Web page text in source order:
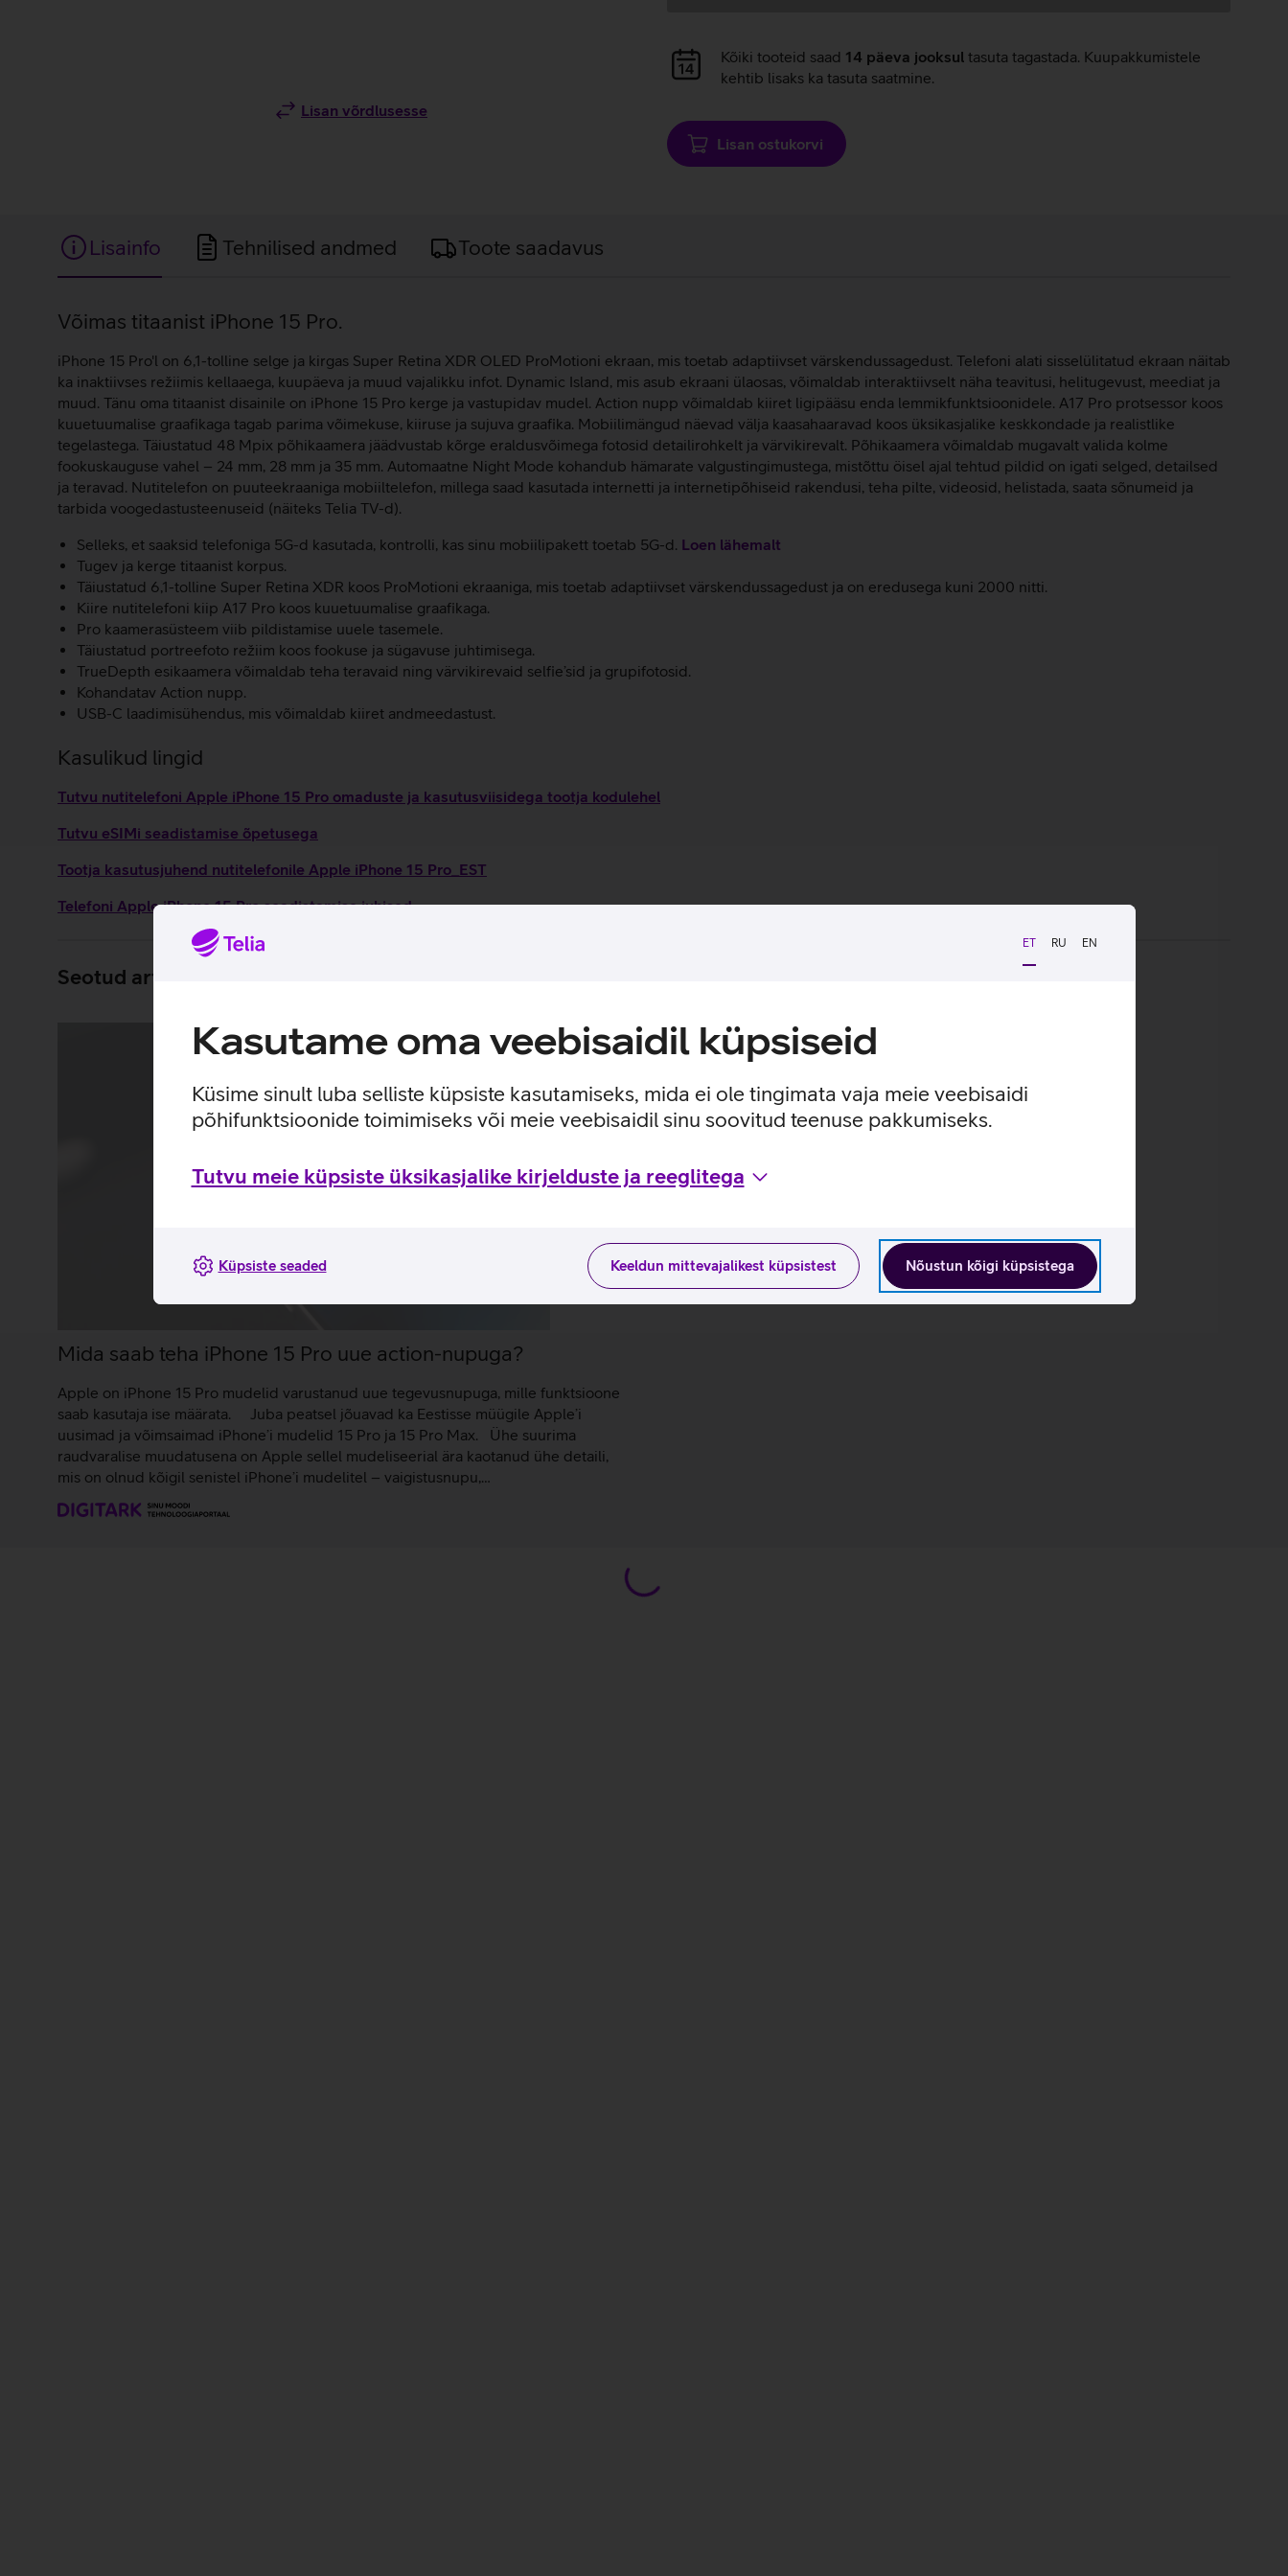
ET RU EN
Kasutame oma veebisaidil küpsiseid
Küsime sinult luba selliste küpsiste kasutamiseks, mida ei ole tingimata vaja meie veebisaidi
põhifunktsioonide toimimiseks või meie veebisaidil sinu soovitud teenuse pakkumiseks.
Tutvu meie küpsiste üksikasjalike kirjelduste ja reeglitega
Nõustun kõigi küpsistega
Keeldun mittevajalikest küpsistest
Küpsiste seaded
Lisan võrdlusesse
Andmete
laadimine
Kõiki tooteid saad 14 päeva jooksul tasuta tagastada. Kuupakkumistele
kehtib lisaks ka tasuta saatmine.
Lisan ostukorvi
Lisainfo Tehnilised andmed Toote saadavus
Lisainfo
Võimas titaanist iPhone 15 Pro.
iPhone 15 Pro'l on 6,1-tolline selge ja kirgas Super Retina XDR OLED ProMotioni ekraan, mis toetab adaptiivset värskendussagedust. Telefoni alati sisselülitatud ekraan näitab
ka inaktiivses režiimis kellaaega, kuupäeva ja muud vajalikku infot. Dynamic Island, mis asub ekraani ülaosas, võimaldab interaktiivselt näha teavitusi, helitugevust, meediat ja
muud. Tänu oma titaanist disainile on iPhone 15 Pro kerge ja vastupidav mudel. Action nupp võimaldab kiiret ligipääsu enda lemmikfunktsioonidele. A17 Pro protsessor koos
kuuetuumalise graafikaga tagab parima võimekuse, kiiruse ja sujuva graafika. Mobiilimängud näevad välja kaasahaaravad koos üksikasjalike keskkondade ja realistlike
tegelastega. Täiustatud 48 Mpix põhikaamera jäädvustab kõrge eraldusvõimega fotosid detailirohkelt ja värvikirevalt. Põhikaamera võimaldab mugavalt valida kolme
fookuskauguse vahel – 24 mm, 28 mm ja 35 mm. Automaatne Night Mode kohandub hämarate valgustingimustega, mistõttu öisel ajal tehtud pildid on igati selged, detailsed
ja teravad. Nutitelefon on puuteekraaniga mobiiltelefon, millega saad kasutada internetti ja internetipõhiseid rakendusi, teha pilte, videosid, helistada, saata sõnumeid ja
tarbida voogedastusteenuseid (näiteks Telia TV-d).
Selleks, et saaksid telefoniga 5G-d kasutada, kontrolli, kas sinu mobiilipakett toetab 5G-d. Loen lähemalt
Tugev ja kerge titaanist korpus.
Täiustatud 6,1-tolline Super Retina XDR koos ProMotioni ekraaniga, mis toetab adaptiivset värskendussagedust ja on eredusega kuni 2000 nitti.
Kiire nutitelefoni kiip A17 Pro koos kuuetuumalise graafikaga.
Pro kaamerasüsteem viib pildistamise uuele tasemele.
Täiustatud portreefoto režiim koos fookuse ja sügavuse juhtimisega.
TrueDepth esikaamera võimaldab teha teravaid ning värvikirevaid selfie’sid ja grupifotosid.
Kohandatav Action nupp.
USB-C laadimisühendus, mis võimaldab kiiret andmeedastust.
Kasulikud lingid
Tutvu nutitelefoni Apple iPhone 15 Pro omaduste ja kasutusviisidega tootja kodulehel
Tutvu eSIMi seadistamise õpetusega
Tootja kasutusjuhend nutitelefonile Apple iPhone 15 Pro_EST
Telefoni Apple iPhone 15 Pro seadistamise juhised
Seotud artiklid ja videod
Mida saab teha iPhone 15 Pro uue action-nupuga?
Apple on iPhone 15 Pro mudelid varustanud uue tegevusnupuga, mille funktsioone
saab kasutaja ise määrata. Juba peatsel jõuavad ka Eestisse müügile Apple’i
uusimad ja võimsaimad iPhone’i mudelid 15 Pro ja 15 Pro Max. Ühe suurima
raudvaralise muudatusena on Apple sellel mudeliseerial ära kaotanud ühe detaili,
mis on olnud kõigil senistel iPhone’i mudelitel – vaigistusnupu,…